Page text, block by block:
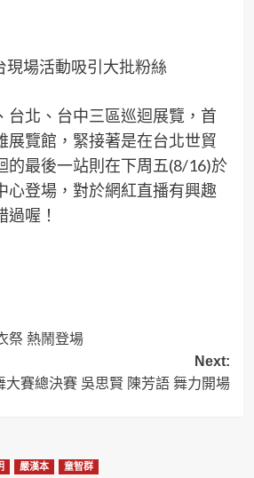
現場活動吸引大批粉絲
台北、台中三區巡迴展覽，首
展覽館，緊接著是在台北世貿
的最後一站則在下周五(8/16)於
心登場，對於網紅直播有興趣
喔！
祭 熱鬧登場
Next:
大賽總決賽 吳思賢 陳芳語 舞力開場
嚴漢本 童智群